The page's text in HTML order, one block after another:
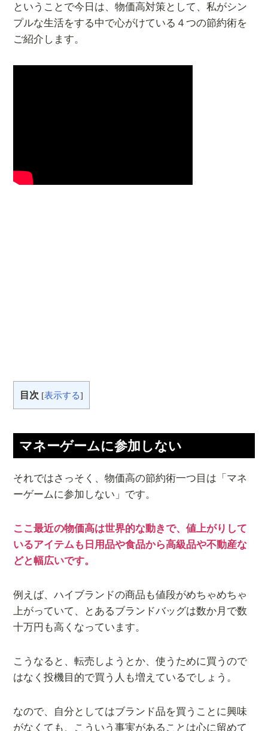
ということで今日は、物価高対策として、私がシン
プルな生活をする中で心がけている４つの節約術を
ご紹介します。
目次 [表示する]
マネーゲームに参加しない
それではさっそく、物価高の節約術一つ目は「マネ
ーゲームに参加しない」です。
ここ最近の物価高は世界的な動きで、値上がりして
いるアイテムも日用品や食品から高級品や不動産な
どと幅広いです。
例えば、ハイブランドの商品も値段がめちゃめちゃ
上がっていて、とあるブランドバッグは数か月で数
十万円も高くなっています。
こうなると、転売しようとか、使うために買うので
はなく投機目的で買う人も増えているでしょう。
なので、自分としてはブランド品を買うことに興味
がなくても、こういう事実があることは心に留めて